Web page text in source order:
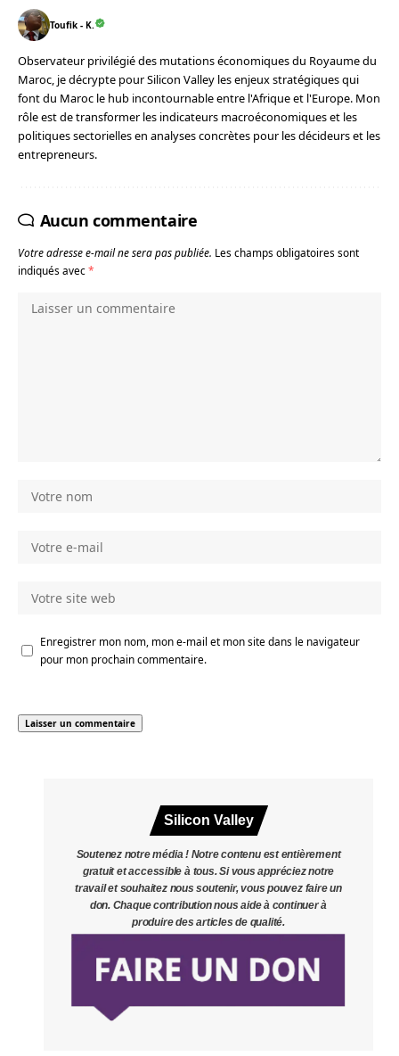
Toufik - K.
Observateur privilégié des mutations économiques du Royaume du
Maroc, je décrypte pour Silicon Valley les enjeux stratégiques qui
font du Maroc le hub incontournable entre l'Afrique et l'Europe. Mon
rôle est de transformer les indicateurs macroéconomiques et les
politiques sectorielles en analyses concrètes pour les décideurs et les
entrepreneurs.
Aucun commentaire
Votre adresse e-mail ne sera pas publiée. Les champs obligatoires sont
indiqués avec*
Enregistrer mon nom, mon e-mail et mon site dans le navigateur
pour mon prochain commentaire.
Silicon Valley
Soutenez notre média ! Notre contenu est entièrement
gratuit et accessible à tous. Si vous appréciez notre
travail et souhaitez nous soutenir, vous pouvez faire un
don. Chaque contribution nous aide à continuer à
produire des articles de qualité.